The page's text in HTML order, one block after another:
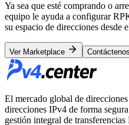
Ya sea que esté comprando o
equipo le ayuda a configurar
su espacio de direcciones desde
Ver Marketplace Contáctenos
El mercado global de
direcciones IPv4 de forma
gestión integral de transferencias